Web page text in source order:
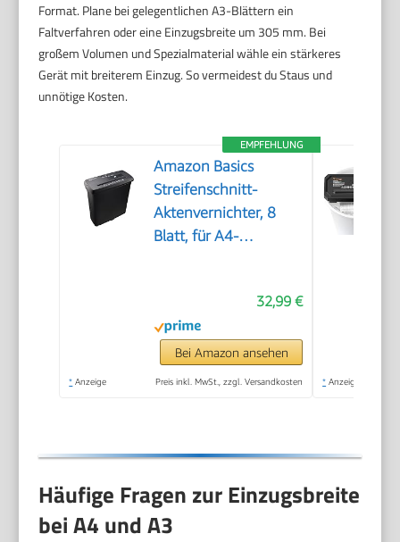
Format. Plane bei gelegentlichen A3-Blättern ein
Faltverfahren oder eine Einzugsbreite um 305 mm. Bei
großem Volumen und Spezialmaterial wähle ein stärkeres
Gerät mit breiterem Einzug. So vermeidest du Staus und
unnötige Kosten.
EMPFEHLUNG
Amazon Basics
Streifenschnitt-
Aktenvernichter, 8
Blatt, für A4-
Auffangbehälter,
Schwarz
32,99 €
Bei Amazon ansehen
* Anzeige Preis inkl. MwSt., zzgl. Versandkosten * Anzeige
Häufige Fragen zur Einzugsbreite
bei A4 und A3